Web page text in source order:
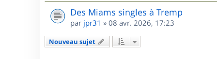
Des Miams singles à Tremp
par jpr31 » 08 avr. 2026, 17:23
Nouveau sujet